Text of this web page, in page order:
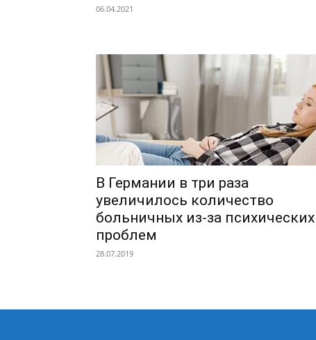
06.04.2021
В Германии в три раза
увеличилось количество
больничных из-за психических
проблем
28.07.2019